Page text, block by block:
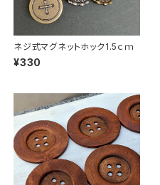
ネジ式マグネットホック1.5ｃｍ
¥330